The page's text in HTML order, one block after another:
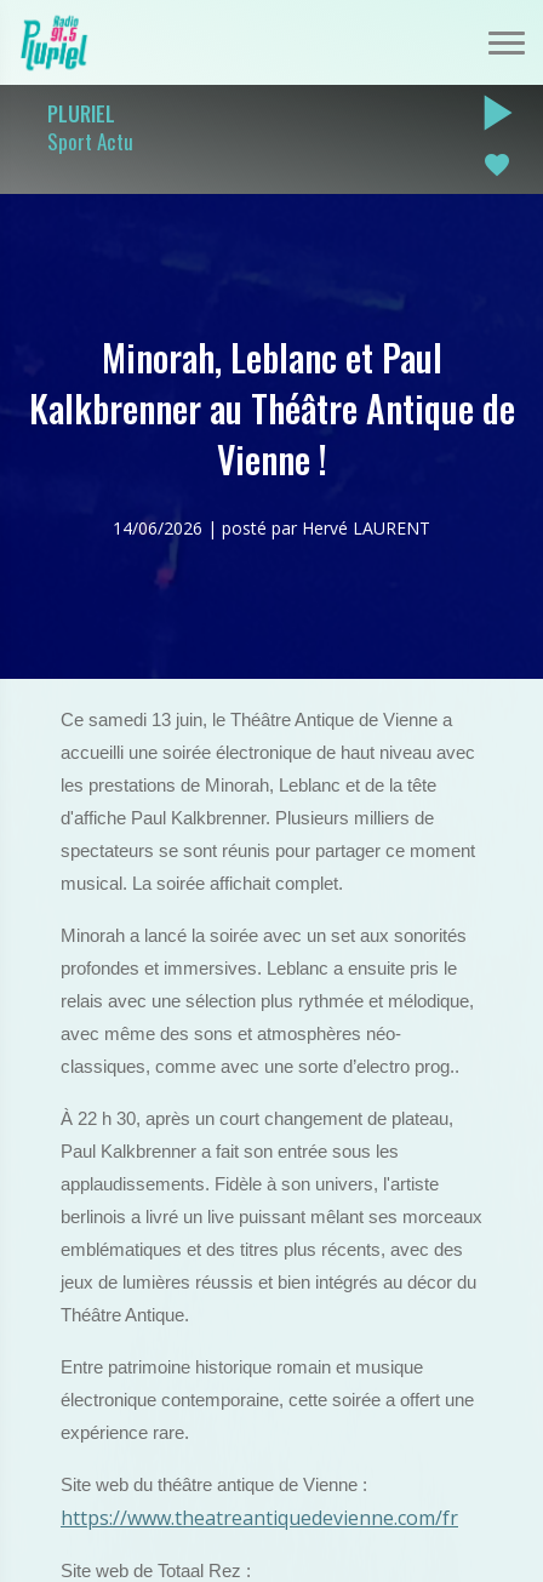
PLURIEL
Sport Actu
play_arrow
favorite
Minorah, Leblanc et Paul
Kalkbrenner au Théâtre Antique de
Vienne !
14/06/2026 | posté par Hervé LAURENT
Ce samedi 13 juin, le Théâtre Antique de Vienne a
accueilli une soirée électronique de haut niveau avec
les prestations de Minorah, Leblanc et de la tête
d'affiche Paul Kalkbrenner. Plusieurs milliers de
spectateurs se sont réunis pour partager ce moment
musical. La soirée affichait complet.
Minorah a lancé la soirée avec un set aux sonorités
profondes et immersives. Leblanc a ensuite pris le
relais avec une sélection plus rythmée et mélodique,
avec même des sons et atmosphères néo-
classiques, comme avec une sorte d’electro prog..
À 22 h 30, après un court changement de plateau,
Paul Kalkbrenner a fait son entrée sous les
applaudissements. Fidèle à son univers, l'artiste
berlinois a livré un live puissant mêlant ses morceaux
emblématiques et des titres plus récents, avec des
jeux de lumières réussis et bien intégrés au décor du
Théâtre Antique.
Entre patrimoine historique romain et musique
électronique contemporaine, cette soirée a offert une
expérience rare.
Site web du théâtre antique de Vienne :
https://www.theatreantiquedevienne.com/fr
Site web de Totaal Rez :